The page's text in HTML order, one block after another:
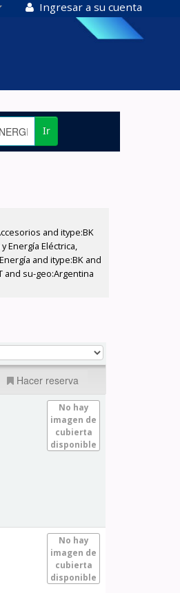
Ingresar a su cuenta
Ir
and itype:BK
Energía Eléctrica,
and itype:BK and
and su-geo:Argentina
Hacer reserva
No hay
imagen de
cubierta
disponible
No hay
imagen de
cubierta
disponible